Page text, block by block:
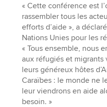
« Cette conférence est
rassembler tous les
efforts d’aide », a
Nations Unies pour les
« Tous ensemble, nous
aux réfugiés et migrants
leurs généreux hôtes
Caraïbes : le monde ne
leur viendrons en aide
besoin. »